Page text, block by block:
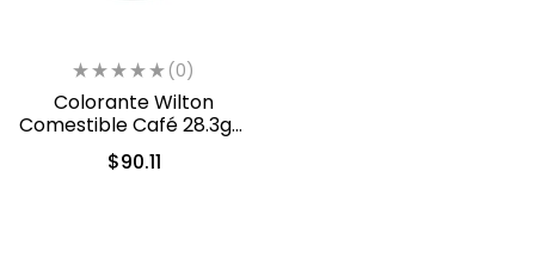
(0)
Colorante Wilton
Comestible Café 28.3gr .
(04-0-0044)
$90.11